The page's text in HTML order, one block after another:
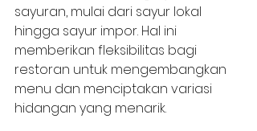
sayuran, mulai dari sayur lokal
hingga sayur impor. Hal ini
memberikan fleksibilitas bagi
restoran untuk mengembangkan
menu dan menciptakan variasi
hidangan yang menarik.